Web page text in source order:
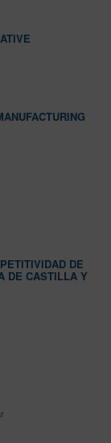
DE
DE CASTILLA Y